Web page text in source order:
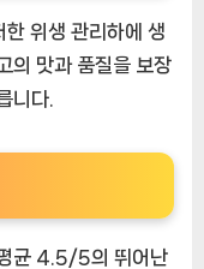
위생 관리하에 생
의 맛과 품질을 보장
니다.
균 4.5/5의 뛰어난